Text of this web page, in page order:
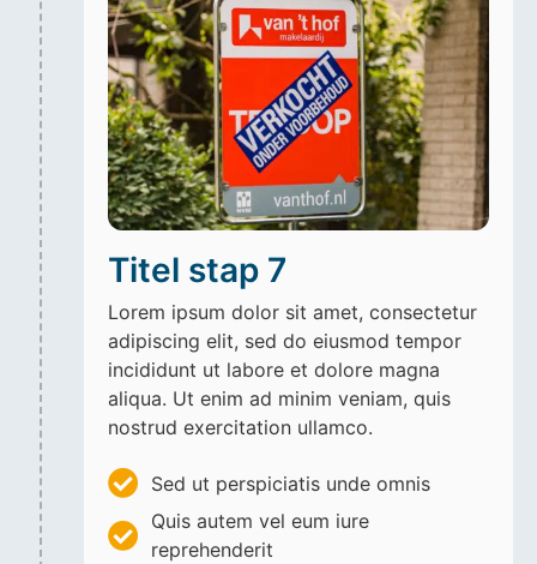
Titel stap 7
Lorem ipsum dolor sit amet, consectetur
adipiscing elit, sed do eiusmod tempor
incididunt ut labore et dolore magna
aliqua. Ut enim ad minim veniam, quis
nostrud exercitation ullamco.
Sed ut perspiciatis unde omnis
Quis autem vel eum iure
reprehenderit